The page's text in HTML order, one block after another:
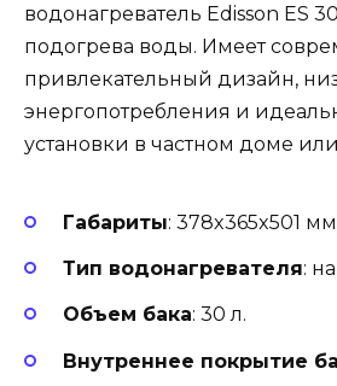
водонагреватель Edisson ES
подогрева воды. Имеет
привлекательный дизайн,
энергопотребления и
установки в частном доме
Габариты: 378x365x501
Тип водонагревателя:
Объем бака: 30 л.
Внутреннее покрытие